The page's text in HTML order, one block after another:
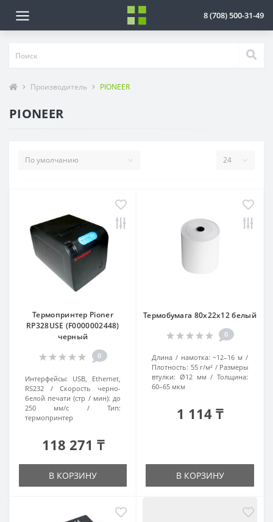
8 (708) 500-31-49
Производитель PIONEER
PIONEER
Термопринтер Pioner
RP328USE (F0000002448)
черный
0
Интерфейсы:
USB, Ethernet,
RS232
Скорость черно-
белой печати (стр / мин): до
250 мм/с
Тип:
термопринтер
118 271 ₸
В КОРЗИНУ
Термобумага 80х22х12 белый
0
Длина / намотка: ~12–16 м
Плотность: 55 г/м²
Размеры
втулки: Ø12 мм
Толщина:
60–65 мкм
1 114 ₸
В КОРЗИНУ